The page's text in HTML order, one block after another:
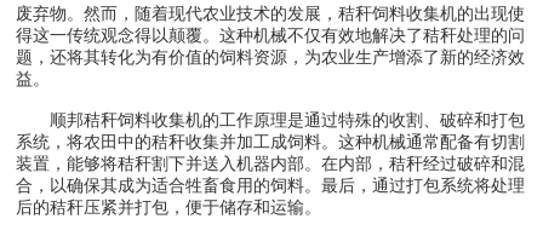
废弃物。然而，随着现代农业技术的发展，秸秆饲料收集机的出现使
得这一传统观念得以颠覆。这种机械不仅有效地解决了秸秆处理的问
题，还将其转化为有价值的饲料资源，为农业生产增添了新的经济效
益。
顺邦秸秆饲料收集机的工作原理是通过特殊的收割、破碎和打包
系统，将农田中的秸秆收集并加工成饲料。这种机械通常配备有切割
装置，能够将秸秆割下并送入机器内部。在内部，秸秆经过破碎和混
合，以确保其成为适合牲畜食用的饲料。最后，通过打包系统将处理
后的秸秆压紧并打包，便于储存和运输。